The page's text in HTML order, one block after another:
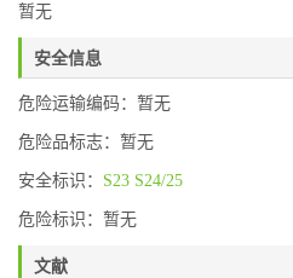
暂无
安全信息
危险运输编码：暂无
危险品标志：暂无
安全标识： S23 S24/25
危险标识：暂无
文献